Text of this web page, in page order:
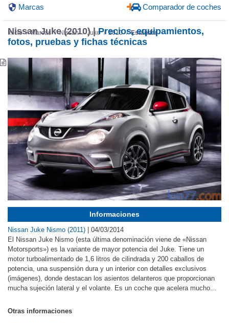
Marcas Comparador de coches
Inicio Marcas Nissan Juke 2010 Estándar
Nissan Juke (2010) |Precios, equipamientos,
fotos, pruebas y fichas técnicas
Informaciones
Nissan Juke Nismo (2011)
04/03/2014
El Nissan Juke Nismo (esta última denominación viene de «Nissan
Motorsports») es la variante de mayor potencia del Juke. Tiene un
motor turboalimentado de 1,6 litros de cilindrada y 200 caballos de
potencia, una suspensión dura y un interior con detalles exclusivos
(imágenes), donde destacan los asientos delanteros que proporcionan
mucha sujeción lateral y el volante. Es un coche que acelera mucho...
Otras informaciones